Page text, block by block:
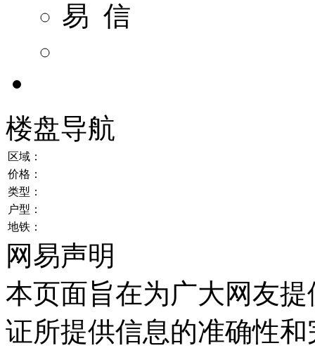
易 信
楼盘导航
区域：
价格：
类型：
户型：
地铁：
网易声明
本页面旨在为广大网友
证所提供信息的准确性